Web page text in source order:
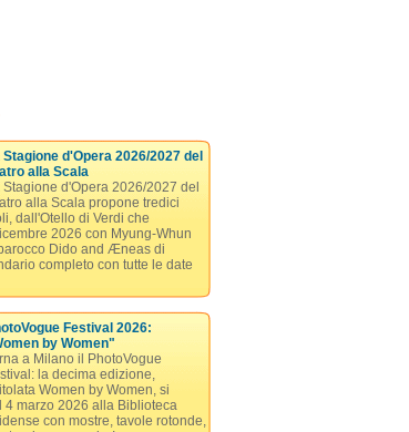
Stagione d'Opera 2026/2027 del
alla Scala
Stagione d'Opera 2026/2027 del
alla Scala propone tredici
dall'Otello di Verdi che
2026 con Myung-Whun
Dido and Æneas di
completo con tutte le date
Festival 2026:
by Women"
a Milano il PhotoVogue
la decima edizione,
Women by Women, si
4 marzo 2026 alla Biblioteca
con mostre, tavole rotonde,